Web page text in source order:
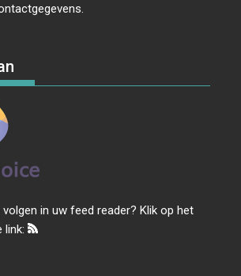
in uw feed reader? Klik op het
link: